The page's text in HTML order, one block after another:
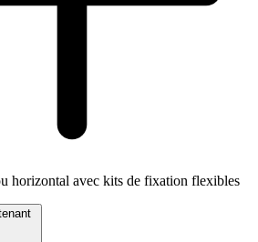
horizontal avec kits de fixation flexibles